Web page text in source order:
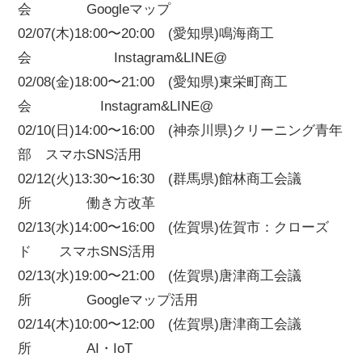
会 Googleマップ
02/07(木)18:00〜20:00 (愛知県)鳴海商工
会 Instagram&LINE@
02/08(金)18:00〜21:00 (愛知県)東栄町商工
会 Instagram&LINE@
02/10(日)14:00〜16:00 (神奈川県)クリーニング青年
部 スマホSNS活用
02/12(火)13:30〜16:30 (群馬県)館林商工会議
所 働き方改革
02/13(水)14:00〜16:00 (佐賀県)佐賀市：クローズ
ド スマホSNS活用
02/13(水)19:00〜21:00 (佐賀県)唐津商工会議
所 Googleマップ活用
02/14(木)10:00〜12:00 (佐賀県)唐津商工会議
所 AI・IoT